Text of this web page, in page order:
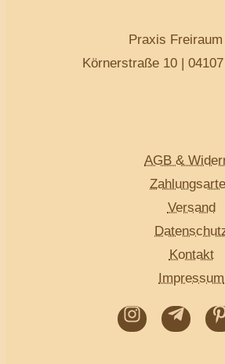
Praxis Freiraum
Körnerstraße 10 |
AGB &
Versand
Kontakt
Impressum